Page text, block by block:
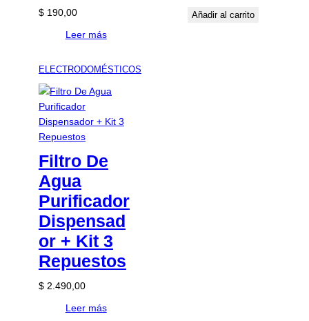
$ 190,00
Leer más
Añadir al carrito
ELECTRODOMÉSTICOS
Filtro De
Agua
Purificador
Dispensad
or + Kit 3
Repuestos
$ 2.490,00
Leer más